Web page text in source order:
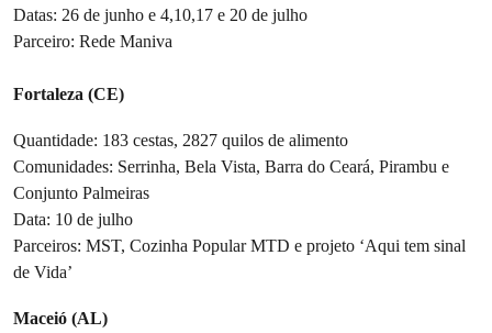
Datas: 26 de junho e 4,10,17 e 20 de julho
Parceiro: Rede Maniva
Fortaleza (CE)
Quantidade: 183 cestas, 2827 quilos de alimento
Comunidades: Serrinha, Bela Vista, Barra do Ceará, Pirambu e
Conjunto Palmeiras
Data: 10 de julho
Parceiros: MST, Cozinha Popular MTD e projeto ‘Aqui tem sinal
de Vida’
Maceió (AL)